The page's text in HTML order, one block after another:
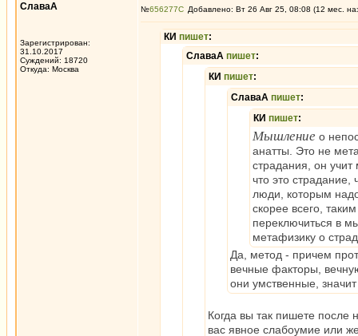
СлаваА
Зарегистрирован:
31.10.2017
Суждений: 18720
Откуда: Москва
№656277 Добавлено: Вт 26 Авг 25, 08:08 (12 мес.
КИ пишет:
СлаваА пишет:
КИ пишет:
СлаваА пишет:
КИ пишет:
Мышление о
анатты. Это не
страдания, он
что это страдание,
люди, которым
скорее всего,
переключиться в
метафизику о
Да, метод - причем
вечные факторы,
они умственные,
Когда вы так пишете после
вас явное слабоумие или